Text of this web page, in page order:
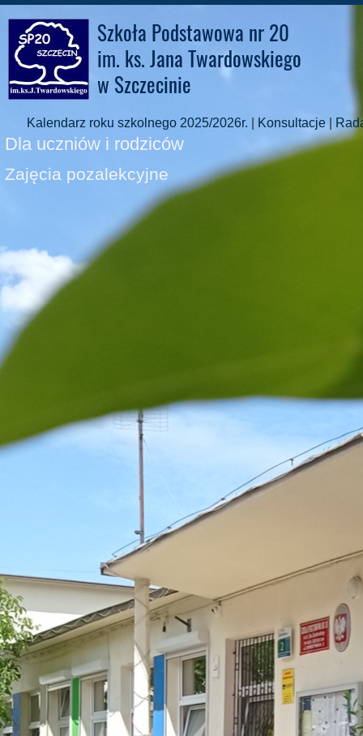
Szkoła Podstawowa nr 20
im. ks. Jana Twardowskiego
w Szczecinie
Kalendarz roku szkolnego 2025/2026r. Konsultacje
Dla uczniów i rodziców
Zajęcia pozalekcyjne